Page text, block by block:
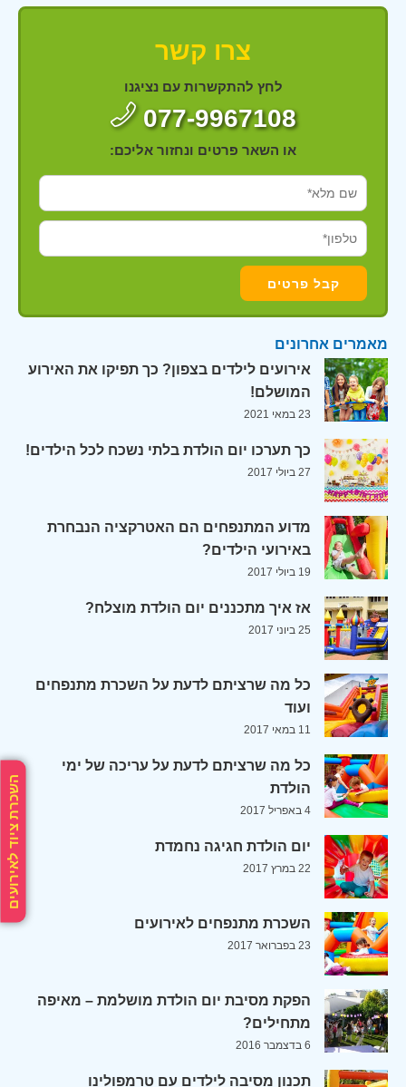
השכרת ציוד לאירועים
צרו קשר
לחץ להתקשרות עם נציגנו
077-9967108
או השאר פרטים ונחזור אליכם:
מאמרים אחרונים
אירועים לילדים בצפון? כך תפיקו את האירוע
המושלם!
23 במאי 2021
כך תערכו יום הולדת בלתי נשכח לכל הילדים!
27 ביולי 2017
מדוע המתנפחים הם האטרקציה הנבחרת
באירועי הילדים?
19 ביולי 2017
אז איך מתכננים יום הולדת מוצלח?
25 ביוני 2017
כל מה שרציתם לדעת על השכרת מתנפחים
ועוד
11 במאי 2017
כל מה שרציתם לדעת על עריכה של ימי
הולדת
4 באפריל 2017
יום הולדת חגיגה נחמדת
22 במרץ 2017
השכרת מתנפחים לאירועים
23 בפברואר 2017
הפקת מסיבת יום הולדת מושלמת – מאיפה
מתחילים?
6 בדצמבר 2016
תכנון מסיבה לילדים עם טרמפולינו